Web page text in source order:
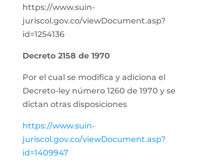
https://www.suin-
juriscol.gov.co/viewDocument.asp?
id=1254136
Decreto 2158 de 1970
Por el cual se modifica y adiciona el
Decreto-ley número 1260 de 1970 y se
dictan otras disposiciones
https://www.suin-
juriscol.gov.co/viewDocument.asp?
id=1409947